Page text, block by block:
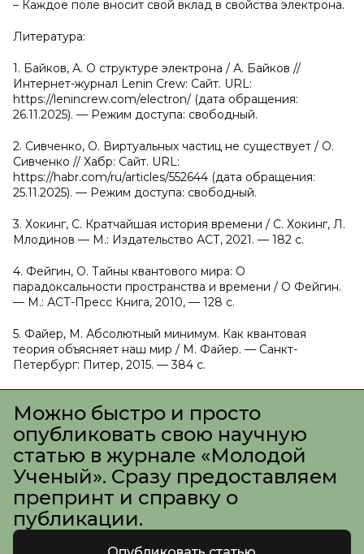
– Каждое поле вносит свой вклад в свойства электрона.
Литература:
1. Байков, А. О структуре электрона / А. Байков //
Интернет-журнал Lenin Crew: Сайт. URL:
https://lenincrew.com/electron/ (дата обращения:
26.11.2025). — Режим доступа: свободный.
2. Сивченко, О. Виртуальных частиц не существует / О.
Сивченко // Хабр: Сайт. URL:
https://habr.com/ru/articles/552644 (дата обращения:
25.11.2025). — Режим доступа: свободный.
3. Хокинг, С. Кратчайшая история времени / С. Хокинг, Л.
Млодинов — М.: Издательство АСТ, 2021. — 182 с.
4. Фейгин, О. Тайны квантового мира: О
парадоксальности пространства и времени / О Фейгин.
— М.: АСТ-Пресс Книга, 2010, — 128 с.
5. Файер, М. Абсолютный минимум. Как квантовая
теория объясняет наш мир / М. Файер. — Санкт-
Петербург: Питер, 2015. — 384 с.
Можно быстро и просто
опубликовать свою научную
статью в журнале «Молодой
Ученый». Сразу предоставляем
препринт и справку о
публикации.